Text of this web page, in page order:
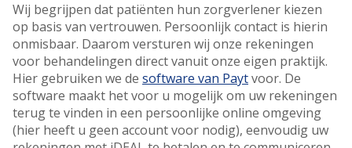
Wij begrijpen dat patiënten hun zorgverlener kiezen
op basis van vertrouwen. Persoonlijk contact is hierin
onmisbaar. Daarom versturen wij onze rekeningen
voor behandelingen direct vanuit onze eigen praktijk.
Hier gebruiken we de software van Paytvoor. De
software maakt het voor u mogelijk om uw rekeningen
terug te vinden in een persoonlijke online omgeving
(hier heeft u geen account voor nodig), eenvoudig uw